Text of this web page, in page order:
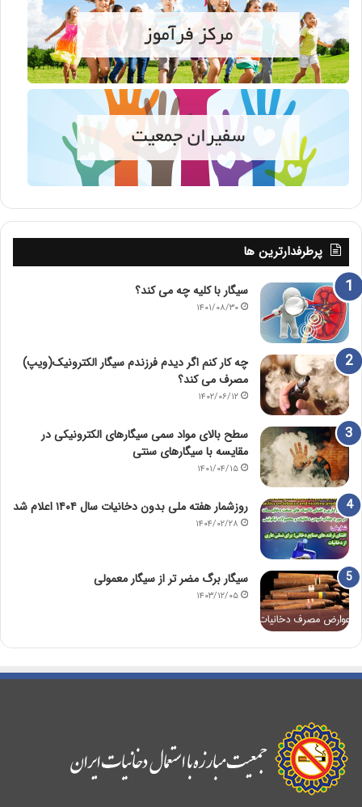
پرطرفدارترین ها
سیگار با کلیه چه می کند؟
۱۴۰۱/۰۸/۳۰
چه کار کنم اگر دیدم فرزندم سیگار الکترونیک(ویپ)
مصرف می کند؟
۱۴۰۲/۰۶/۱۲
سطح بالای مواد سمی سیگارهای الکترونیکی در
مقایسه با سیگارهای سنتی
۱۴۰۱/۰۴/۱۵
روزشمار هفته ملی بدون دخانیات سال ۱۴۰۴ اعلام شد
۱۴۰۴/۰۲/۲۸
سیگار برگ مضر تر از سیگار معمولی
۱۴۰۳/۱۲/۰۵